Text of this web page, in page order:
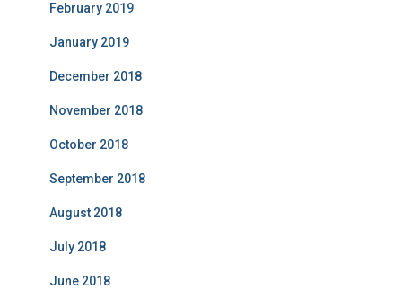
February 2019
January 2019
December 2018
November 2018
October 2018
September 2018
August 2018
July 2018
June 2018